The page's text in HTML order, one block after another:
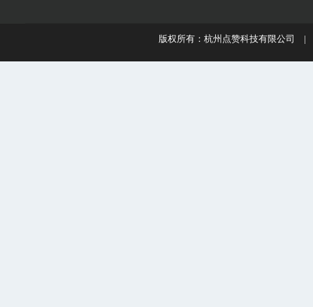
版权所有：杭州点赞科技有限公司